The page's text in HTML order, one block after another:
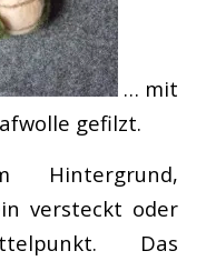
… mit
gefilzt.
Hintergrund,
versteckt oder
Das